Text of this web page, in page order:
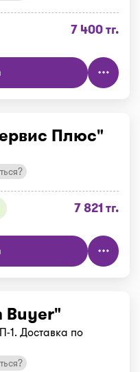
7 400 тг.
Плюс"
7 821 тг.
Buyer"
1. Доставка по